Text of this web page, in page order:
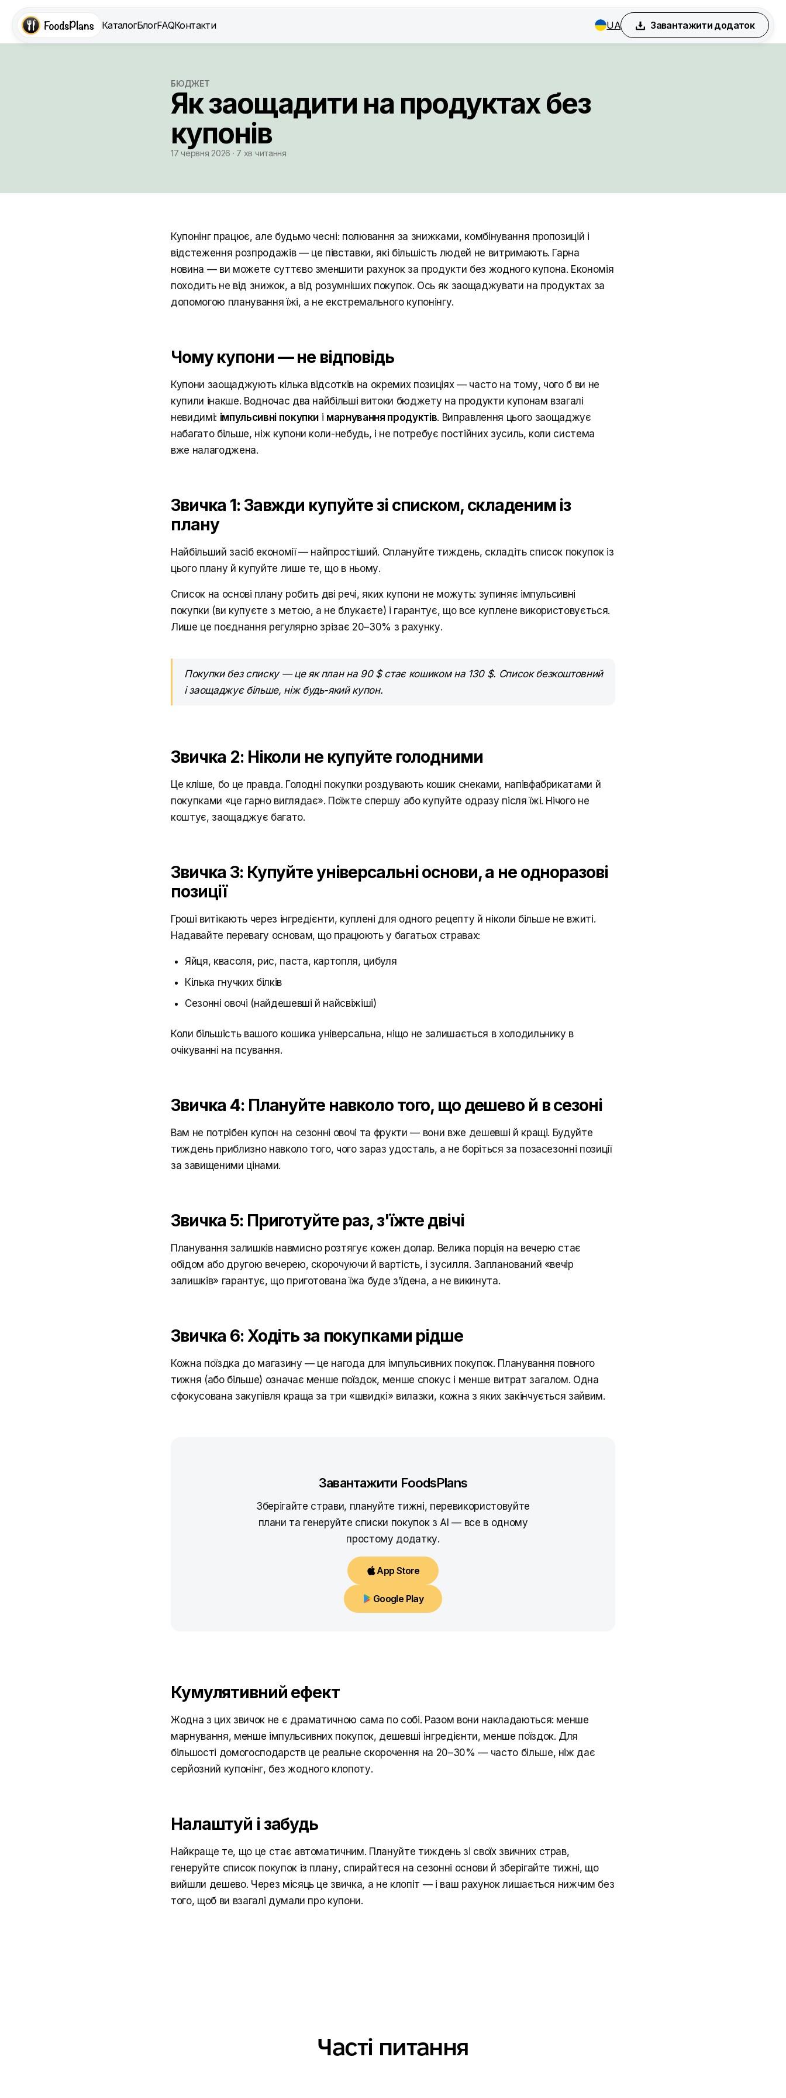
КаталогБлогFAQКонтакти UA Завантажити додаток
БЮДЖЕТ
Як заощадити на продуктах без
купонів
17 червня 2026 · 7 хв читання
Купонінг працює, але будьмо чесні: полювання за знижками, комбінування пропозицій і
відстеження розпродажів — це півставки, які більшість людей не витримають. Гарна
новина — ви можете суттєво зменшити рахунок за продукти без жодного купона. Економія
походить не від знижок, а від розумніших покупок. Ось як заощаджувати на продуктах за
допомогою планування їжі, а не екстремального купонінгу.
Чому купони — не відповідь
Купони заощаджують кілька відсотків на окремих позиціях — часто на тому, чого б ви не
купили інакше. Водночас два найбільші витоки бюджету на продукти купонам взагалі
невидимі: імпульсивні покупки і марнування продуктів. Виправлення цього заощаджує
набагато більше, ніж купони коли-небудь, і не потребує постійних зусиль, коли система
вже налагоджена.
Звичка 1: Завжди купуйте зі списком, складеним із
плану
Найбільший засіб економії — найпростіший. Сплануйте тиждень, складіть список покупок із
цього плану й купуйте лише те, що в ньому.
Список на основі плану робить дві речі, яких купони не можуть: зупиняє імпульсивні
покупки (ви купуєте з метою, а не блукаєте) і гарантує, що все куплене використовується.
Лише це поєднання регулярно зрізає 20–30% з рахунку.
Покупки без списку — це як план на 90 $ стає кошиком на 130 $. Список безкоштовний
і заощаджує більше, ніж будь-який купон.
Звичка 2: Ніколи не купуйте голодними
Це кліше, бо це правда. Голодні покупки роздувають кошик снеками, напівфабрикатами й
покупками «це гарно виглядає». Поїжте спершу або купуйте одразу після їжі. Нічого не
коштує, заощаджує багато.
Звичка 3: Купуйте універсальні основи, а не одноразові
позиції
Гроші витікають через інгредієнти, куплені для одного рецепту й ніколи більше не вжиті.
Надавайте перевагу основам, що працюють у багатьох стравах:
Яйця, квасоля, рис, паста, картопля, цибуля
Кілька гнучких білків
Сезонні овочі (найдешевші й найсвіжіші)
Коли більшість вашого кошика універсальна, ніщо не залишається в холодильнику в
очікуванні на псування.
Звичка 4: Плануйте навколо того, що дешево й в сезоні
Вам не потрібен купон на сезонні овочі та фрукти — вони вже дешевші й кращі. Будуйте
тиждень приблизно навколо того, чого зараз удосталь, а не боріться за позасезонні позиції
за завищеними цінами.
Звичка 5: Приготуйте раз, з'їжте двічі
Планування залишків навмисно розтягує кожен долар. Велика порція на вечерю стає
обідом або другою вечерею, скорочуючи й вартість, і зусилля. Запланований «вечір
залишків» гарантує, що приготована їжа буде з'їдена, а не викинута.
Звичка 6: Ходіть за покупками рідше
Кожна поїздка до магазину — це нагода для імпульсивних покупок. Планування повного
тижня (або більше) означає менше поїздок, менше спокус і менше витрат загалом. Одна
сфокусована закупівля краща за три «швидкі» вилазки, кожна з яких закінчується зайвим.
Завантажити FoodsPlans
Зберігайте страви, плануйте тижні, перевикористовуйте
плани та генеруйте списки покупок з AI — все в одному
простому додатку.
App Store
Google Play
Кумулятивний ефект
Жодна з цих звичок не є драматичною сама по собі. Разом вони накладаються: менше
марнування, менше імпульсивних покупок, дешевші інгредієнти, менше поїздок. Для
більшості домогосподарств це реальне скорочення на 20–30% — часто більше, ніж дає
серйозний купонінг, без жодного клопоту.
Налаштуй і забудь
Найкраще те, що це стає автоматичним. Плануйте тиждень зі своїх звичних страв,
генеруйте список покупок із плану, спирайтеся на сезонні основи й зберігайте тижні, що
вийшли дешево. Через місяць це звичка, а не клопіт — і ваш рахунок лишається нижчим без
того, щоб ви взагалі думали про купони.
Часті питання